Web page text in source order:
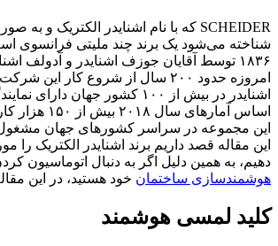
شناخته می‌شود یک برند چند ملیتی فرانسوی
۱۸۳۶ توسط آقایان جوزف اشنایدر و آدولف
امروزه حدود ۲۰۰ سال از شروع کار
اشنایدر در بیش از ۱۰۰ کشور جهان
اساس آمارهای
این مجموعه در سراسر کشورهای جهان مشغول
این مقاله قصد داریم برند اشنایدر الکتریک را
دهیم، به همین دلیل اگر به دنبال اتوماسیون
هوشمندسازی ساختمان خود هستید، در این
کلید لمسی هوشمند